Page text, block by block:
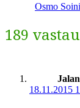
Osmo
189
18.11.2015